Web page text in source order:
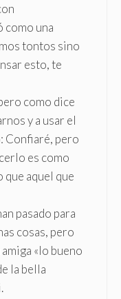
como una
tontos sino
esto, te
como dice
y a usar el
Confiaré, pero
es como
que aquel que
pasado para
cosas, pero
«lo bueno
la bella